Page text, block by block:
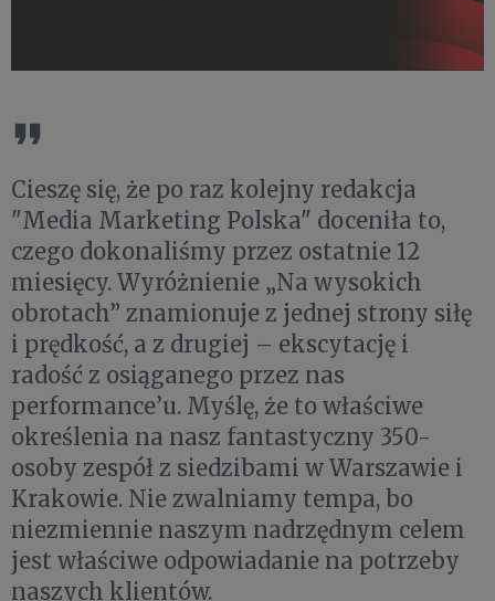
Cieszę się, że po raz kolejny redakcja
"Media Marketing Polska" doceniła to,
czego dokonaliśmy przez ostatnie 12
miesięcy. Wyróżnienie „Na wysokich
obrotach” znamionuje z jednej strony siłę
i prędkość, a z drugiej – ekscytację i
radość z osiąganego przez nas
performance’u. Myślę, że to właściwe
określenia na nasz fantastyczny 350-
osoby zespół z siedzibami w Warszawie i
Krakowie. Nie zwalniamy tempa, bo
niezmiennie naszym nadrzędnym celem
jest właściwe odpowiadanie na potrzeby
naszych klientów.